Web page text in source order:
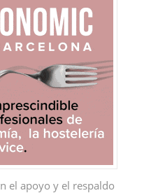
el apoyo y el respaldo